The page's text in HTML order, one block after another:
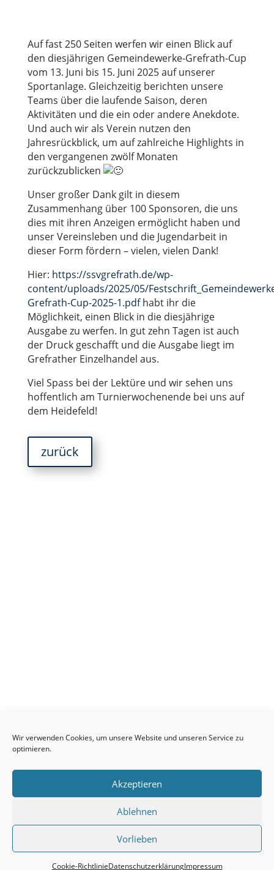
Wir verwenden Cookies, um unsere Website und unseren Service zu
optimieren.
Akzeptieren
Ablehnen
Vorlieben
Cookie-RichtlinieDatenschutzerklärungImpressum
Auf fast 250 Seiten werfen wir einen Blick auf
den diesjährigen Gemeindewerke-Grefrath-Cup
vom 13. Juni bis 15. Juni 2025 auf unserer
Sportanlage. Gleichzeitig berichten unsere
Teams über die laufende Saison, deren
Aktivitäten und die ein oder andere Anekdote.
Und auch wir als Verein nutzen den
Jahresrückblick, um auf zahlreiche Highlights in
den vergangenen zwölf Monaten
zurückzublicken
Unser großer Dank gilt in diesem
Zusammenhang über 100 Sponsoren, die uns
dies mit ihren Anzeigen ermöglicht haben und
unser Vereinsleben und die Jugendarbeit in
dieser Form fördern – vielen, vielen Dank!
Hier: https://ssvgrefrath.de/wp-
content/uploads/2025/05/
Grefrath-Cup-2025-1.pdfhabt ihr die
Möglichkeit, einen Blick in die diesjährige
Ausgabe zu werfen. In gut zehn Tagen ist auch
der Druck geschafft und die Ausgabe liegt im
Grefrather Einzelhandel aus.
Viel Spass bei der Lektüre und wir sehen uns
hoffentlich am Turnierwochenende bei uns auf
dem Heidefeld!
zurück
Datenschutzerklärung
Satzung
Mitglied werden
Präventionskonzept
Archiv
© 2026 SSV Grefrath 1910/24 e.V. | ein Projekt
realisiert vonGraphic Design Factory